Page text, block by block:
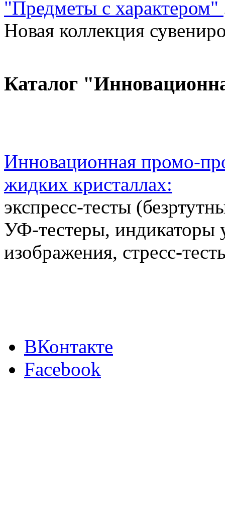
"Предметы с характером"
Новая коллекция
Каталог
Инновационная промо-
жидких кристаллах:
экспресс-тесты
УФ-тестеры, индикаторы
изображения, стресс-
ВКонтакте
Facebook